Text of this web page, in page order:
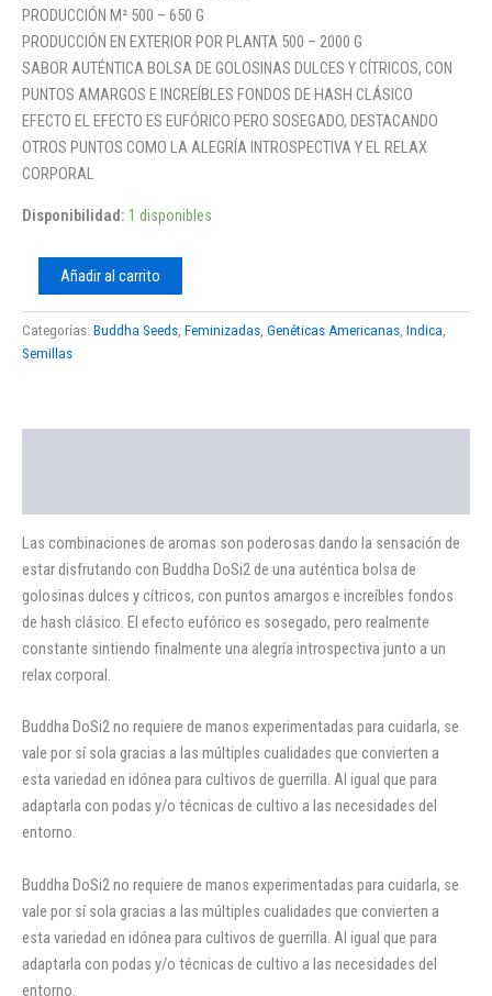
PRODUCCIÓN M² 500 – 650 G
PRODUCCIÓN EN EXTERIOR POR PLANTA 500 – 2000 G
SABOR AUTÉNTICA BOLSA DE GOLOSINAS DULCES Y CÍTRICOS, CON
PUNTOS AMARGOS E INCREÍBLES FONDOS DE HASH CLÁSICO
EFECTO EL EFECTO ES EUFÓRICO PERO SOSEGADO, DESTACANDO
OTROS PUNTOS COMO LA ALEGRÍA INTROSPECTIVA Y EL RELAX
CORPORAL
Disponibilidad: 1 disponibles
Añadir al carrito
Categorías: Buddha Seeds, Feminizadas, Genéticas Americanas, Indica,
Semillas
Las combinaciones de aromas son poderosas dando la sensación de
estar disfrutando con Buddha DoSi2 de una auténtica bolsa de
golosinas dulces y cítricos, con puntos amargos e increíbles fondos
de hash clásico. El efecto eufórico es sosegado, pero realmente
constante sintiendo finalmente una alegría introspectiva junto a un
relax corporal.
Buddha DoSi2 no requiere de manos experimentadas para cuidarla, se
vale por sí sola gracias a las múltiples cualidades que convierten a
esta variedad en idónea para cultivos de guerrilla. Al igual que para
adaptarla con podas y/o técnicas de cultivo a las necesidades del
entorno.
Buddha DoSi2 no requiere de manos experimentadas para cuidarla, se
vale por sí sola gracias a las múltiples cualidades que convierten a
esta variedad en idónea para cultivos de guerrilla. Al igual que para
adaptarla con podas y/o técnicas de cultivo a las necesidades del
entorno.